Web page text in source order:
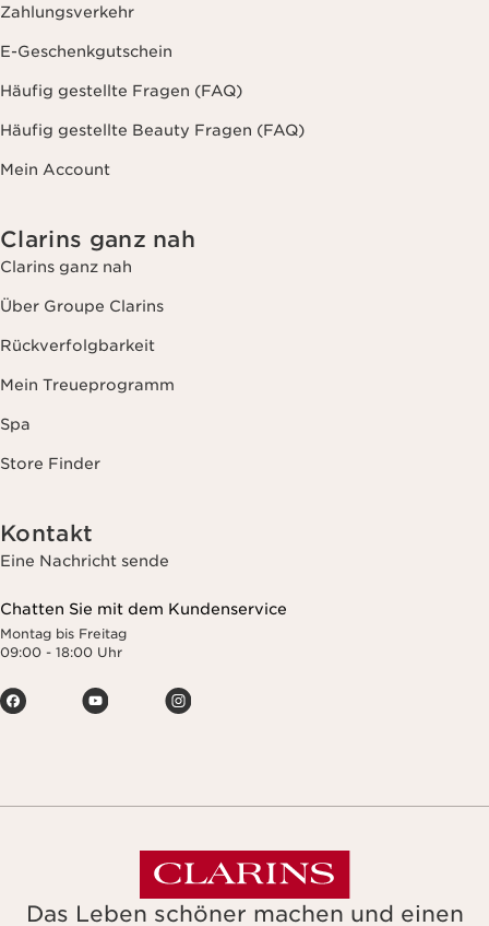
Zahlungsverkehr
E-Geschenkgutschein
Häufig gestellte Fragen (FAQ)
Häufig gestellte Beauty Fragen (FAQ)
Mein Account
Clarins ganz nah
Clarins ganz nah
Über Groupe Clarins
Rückverfolgbarkeit
Mein Treueprogramm
Spa
Store Finder
Kontakt
Eine Nachricht sende
Chatten Sie mit dem Kundenservice
Montag bis Freitag
09:00 - 18:00 Uhr
Das Leben schöner machen und einen